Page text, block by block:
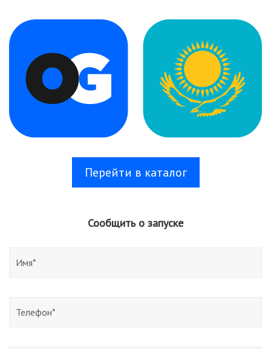
Перейти в каталог
Сообщить о запуске